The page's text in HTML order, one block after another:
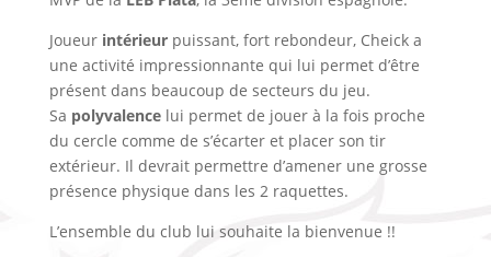
Joueur intérieurpuissant, fort rebondeur, Cheick a
une activité impressionnante qui lui permet d’être
présent dans beaucoup de secteurs du jeu.
Sa polyvalencelui permet de jouer à la fois proche
du cercle comme de s’écarter et placer son tir
extérieur. Il devrait permettre d’amener une grosse
présence physique dans les 2 raquettes.
L’ensemble du club lui souhaite la bienvenue !!